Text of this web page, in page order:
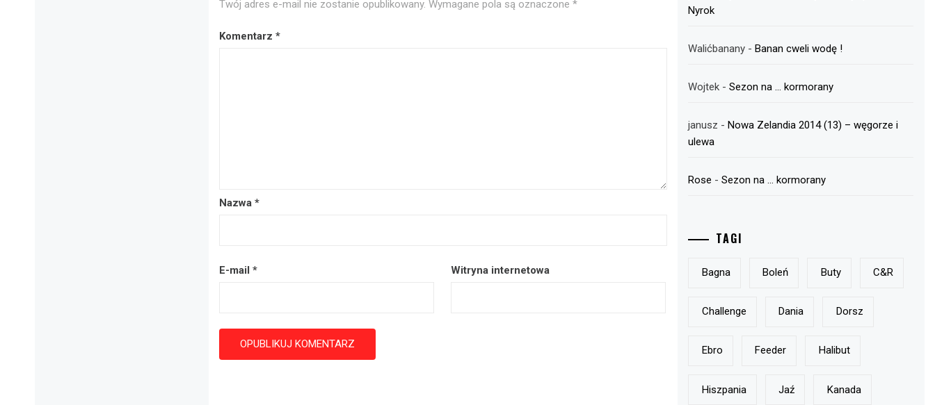
Twój adres e-mail nie zostanie opublikowany. Wymagane pola są oznaczone *
Komentarz *
Nazwa *
E-mail * Witryna internetowa
Nyrok
Walićbanany -Banan cweli wodę !
Wojtek -Sezon na … kormorany
janusz -Nowa Zelandia 2014 (13) – węgorze i
ulewa
Rose -Sezon na … kormorany
TAGI
Bagna Boleń Buty C&r
Challenge Dania Dorsz
Ebro Feeder Halibut
Hiszpania Jaź Kanada